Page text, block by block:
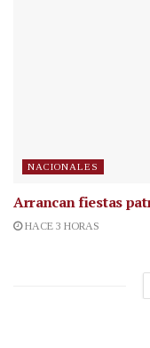
NACIONALES
Arrancan fiestas
HACE 3 HORAS